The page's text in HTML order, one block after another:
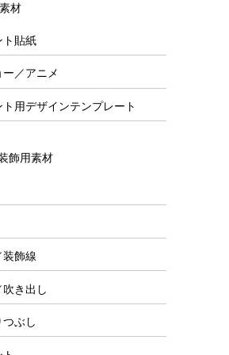
材
ト貼紙
／アニメ
用デザインテンプレート
飾用素材
装飾線
き出し
ぶし